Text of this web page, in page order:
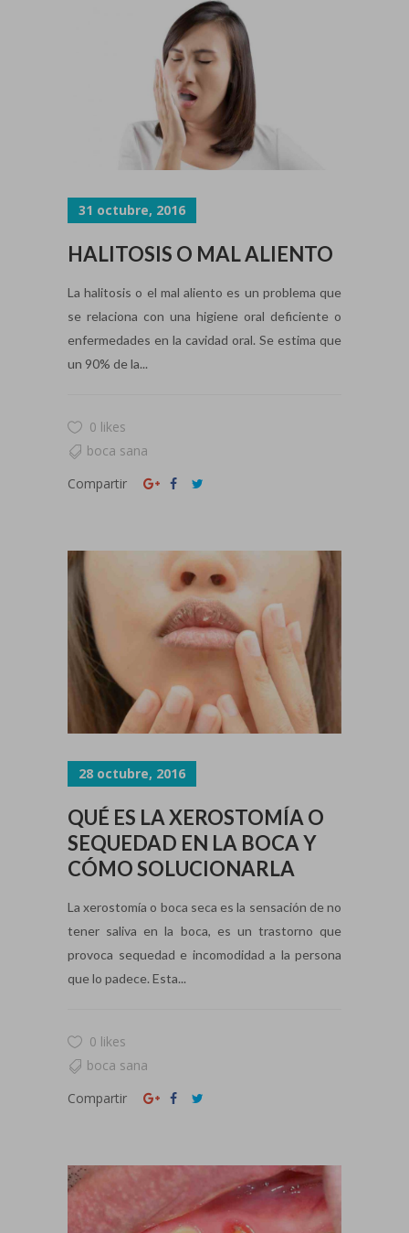
31 octubre, 2016
HALITOSIS O MAL ALIENTO
La halitosis o el mal aliento es un problema que
se relaciona con una higiene oral deficiente o
enfermedades en la cavidad oral. Se estima que
un 90% de la...
0 likes
boca sana
Compartir
28 octubre, 2016
QUÉ ES LA XEROSTOMÍA O
SEQUEDAD EN LA BOCA Y
CÓMO SOLUCIONARLA
La xerostomía o boca seca es la sensación de no
tener saliva en la boca, es un trastorno que
provoca sequedad e incomodidad a la persona
que lo padece. Esta...
0 likes
boca sana
Compartir